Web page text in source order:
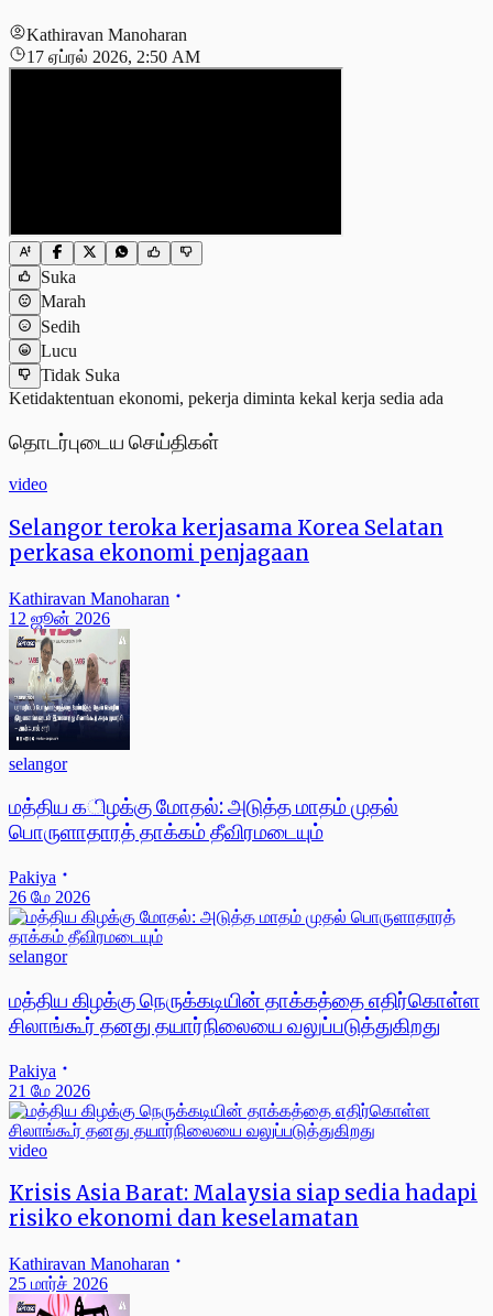
Kathiravan Manoharan
17 ஏப்ரல் 2026, 2:50 AM
Suka
Marah
Sedih
Lucu
Tidak Suka
Ketidaktentuan ekonomi, pekerja diminta kekal kerja sedia ada
தொடர்புடைய செய்திகள்
video
Selangor teroka kerjasama Korea Selatan
perkasa ekonomi penjagaan
Kathiravan Manoharan
12 ஜூன் 2026
selangor
மத்திய கிழக்கு மோதல்: அடுத்த மாதம் முதல்
பொருளாதாரத் தாக்கம் தீவிரமடையும்
Pakiya
26 மே 2026
selangor
மத்திய கிழக்கு நெருக்கடியின் தாக்கத்தை எதிர்கொள்ள
சிலாங்கூர் தனது தயார்நிலையை வலுப்படுத்துகிறது
Pakiya
21 மே 2026
video
Krisis Asia Barat: Malaysia siap sedia hadapi
risiko ekonomi dan keselamatan
Kathiravan Manoharan
25 மார்ச் 2026